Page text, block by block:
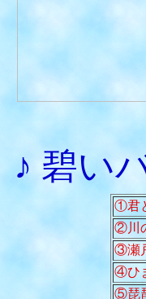
♪ 碧
①君
②川
③瀬
④ひ
⑤琵